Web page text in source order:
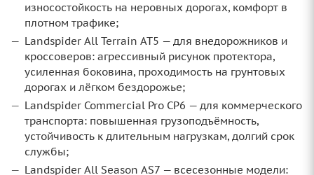
износостойкость на неровных дорогах, комфорт в
плотном трафике;
Landspider All Terrain AT5 — для внедорожников и
кроссоверов: агрессивный рисунок протектора,
усиленная боковина, проходимость на грунтовых
дорогах и лёгком бездорожье;
Landspider Commercial Pro CP6 — для коммерческого
транспорта: повышенная грузоподъёмность,
устойчивость к длительным нагрузкам, долгий срок
службы;
Landspider All Season AS7 — всесезонные модели: